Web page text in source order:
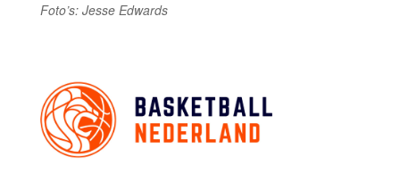
Foto’s: Jesse Edwards